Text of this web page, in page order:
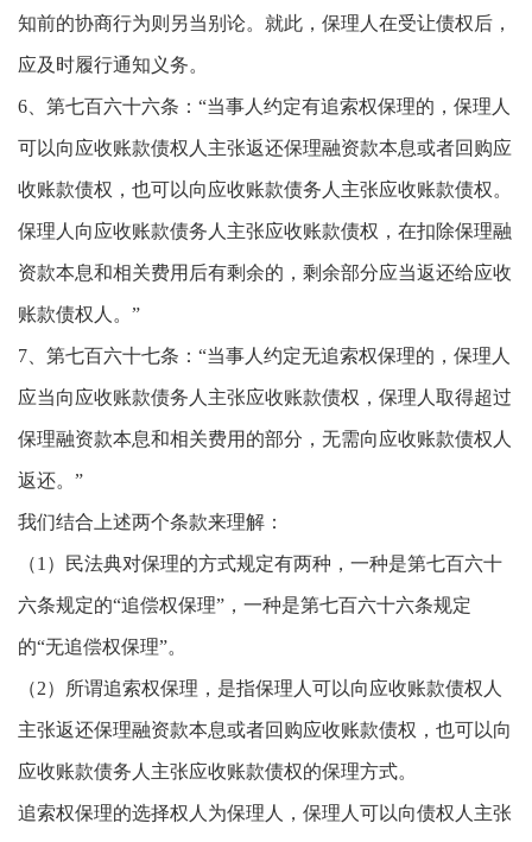
知前的协商行为则另当别论。就此，保理人在受让债权后，
应及时履行通知义务。
6、第七百六十六条：“当事人约定有追索权保理的，保理人
可以向应收账款债权人主张返还保理融资款本息或者回购应
收账款债权，也可以向应收账款债务人主张应收账款债权。
保理人向应收账款债务人主张应收账款债权，在扣除保理融
资款本息和相关费用后有剩余的，剩余部分应当返还给应收
账款债权人。”
7、第七百六十七条：“当事人约定无追索权保理的，保理人
应当向应收账款债务人主张应收账款债权，保理人取得超过
保理融资款本息和相关费用的部分，无需向应收账款债权人
返还。”
我们结合上述两个条款来理解：
（1）民法典对保理的方式规定有两种，一种是第七百六十
六条规定的“追偿权保理”，一种是第七百六十六条规定
的“无追偿权保理”。
（2）所谓追索权保理，是指保理人可以向应收账款债权人
主张返还保理融资款本息或者回购应收账款债权，也可以向
应收账款债务人主张应收账款债权的保理方式。
追索权保理的选择权人为保理人，保理人可以向债权人主张